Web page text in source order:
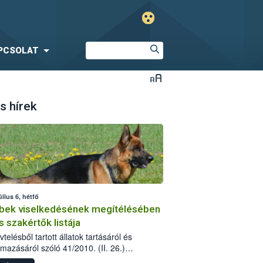
hírek
6, hétfő
viselkedésének megítélésében
szakértők listája
tartott állatok tartásáról és
szóló 41/2010. (II. 26.)
szabályozza az eb okozta fizikai